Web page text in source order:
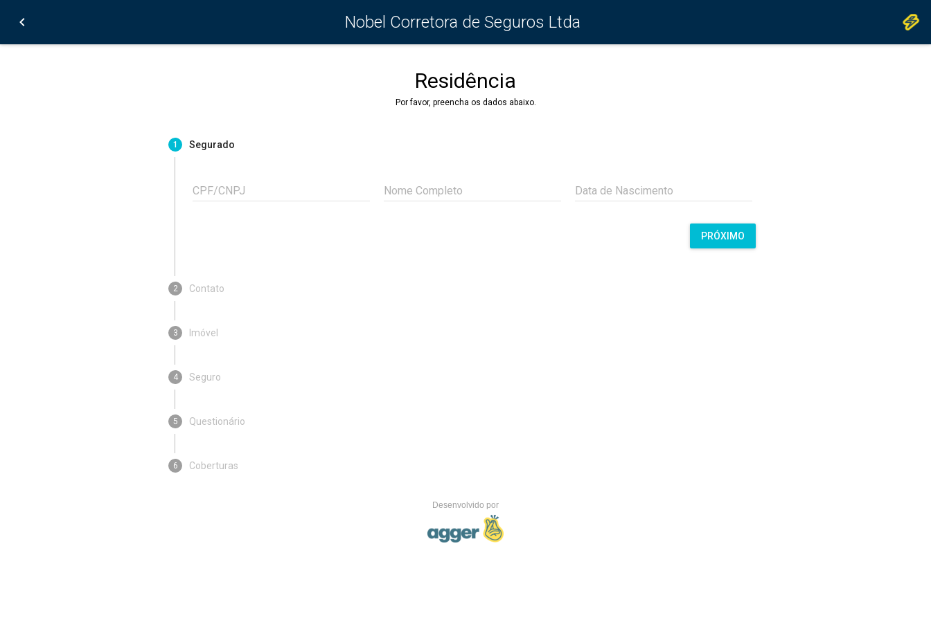
Nobel Corretora de Seguros Ltda
Residência
Por favor, preencha os dados abaixo.
1 Segurado
CPF/CNPJ Nome Completo Data de Nascimento
PRÓXIMO
2 Contato
3 Imóvel
4 Seguro
5 Questionário
6 Coberturas
Desenvolvido por